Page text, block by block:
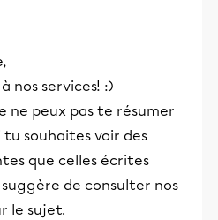
nos services! :)
ne peux pas te résumer
souhaites voir des
que celles écrites
de consulter nos
le sujet.